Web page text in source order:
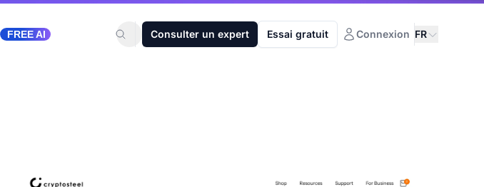
FREE AI Consulter un expert Essai gratuit Connexion FR